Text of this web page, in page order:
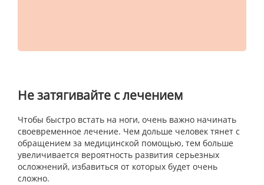
Не затягивайте с лечением
Чтобы быстро встать на ноги, очень важно начинать
своевременное лечение. Чем дольше человек тянет с
обращением за медицинской помощью, тем больше
увеличивается вероятность развития серьезных
осложнений, избавиться от которых будет очень
сложно.